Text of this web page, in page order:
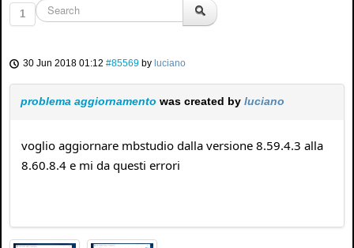
1
30 Jun 2018 01:12 #85569 by luciano
problema aggiornamento was created by luciano
voglio aggiornare mbstudio dalla versione 8.59.4.3 alla
8.60.8.4 e mi da questi errori